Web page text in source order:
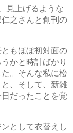
見上げるような
之さんと創刊の
もほぼ初対面の
かと時計ばかり
。そんな私に松
、そして、新雑
だったことを覚
として衣替えし